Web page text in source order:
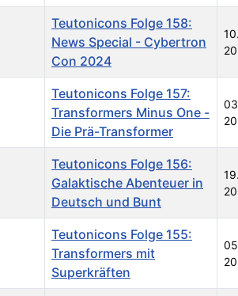
Teutonicons Folge 158:
News Special - Cybertron
Con 2024
Teutonicons Folge 157:
Transformers Minus One -
Die Prä-Transformer
Teutonicons Folge 156:
Galaktische Abenteuer in
Deutsch und Bunt
Teutonicons Folge 155:
Transformers mit
Superkräften